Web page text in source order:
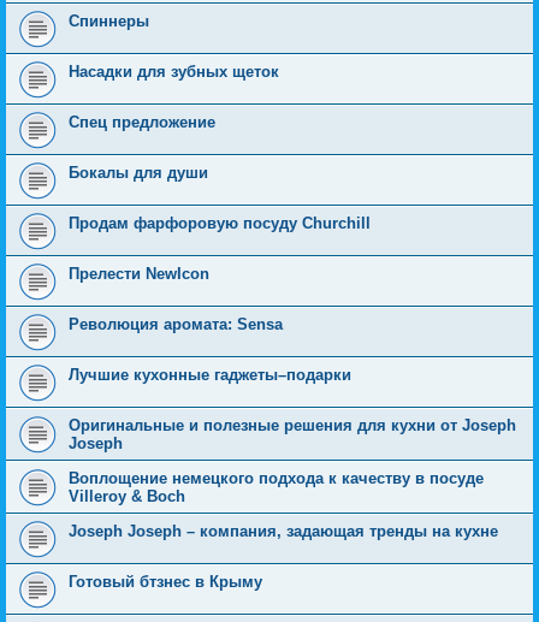
Спиннеры
Насадки для зубных щеток
Спец предложение
Бокалы для души
Продам фарфоровую посуду Churchill
Прелести NewIcon
Революция аромата: Sensa
Лучшие кухонные гаджеты–подарки
Оригинальные и полезные решения для кухни от Joseph
Joseph
Воплощение немецкого подхода к качеству в посуде
Villeroy & Boch
Joseph Joseph – компания, задающая тренды на кухне
Готовый бтзнес в Крыму